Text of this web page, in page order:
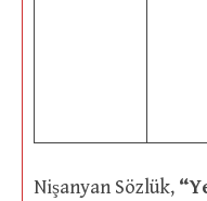
Nişanyan Sözlük,